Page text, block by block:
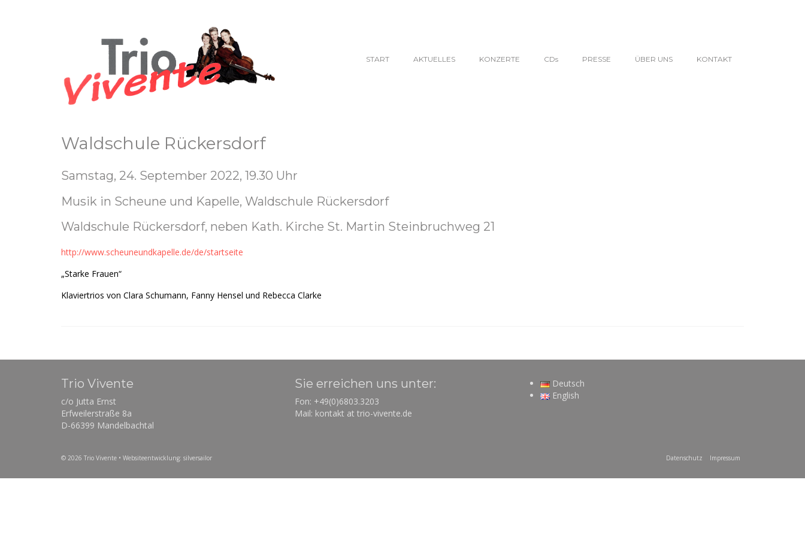
START AKTUELLES KONZERTE CDs PRESSE ÜBER UNS KONTAKT
Waldschule Rückersdorf
Samstag, 24. September 2022, 19.30 Uhr
Musik in Scheune und Kapelle, Waldschule Rückersdorf
Waldschule Rückersdorf, neben Kath. Kirche St. Martin Steinbruchweg 21
http://www.scheuneundkapelle.de/de/startseite
„Starke Frauen“
Klaviertrios von Clara Schumann, Fanny Hensel und Rebecca Clarke
Trio Vivente
c/o Jutta Ernst
Erfweilerstraße 8a
D-66399 Mandelbachtal
Sie erreichen uns unter:
Fon: +49(0)6803.3203
Mail: kontakt at trio-vivente.de
Deutsch
English
Datenschutz Impressum
© 2026 Trio Vivente • Websiteentwicklung: silversailor